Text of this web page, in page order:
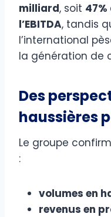
milliard, soit
l’EBITDA, tandis
l’international
la génération de
Des
haussières
Le groupe
:
volumes en
revenus en